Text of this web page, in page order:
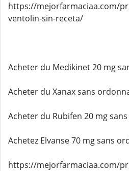
https://mejorfarmaciaa.com/
ventolin-sin-receta/
Acheter du Medikinet 20 mg
Acheter du Xanax sans
Acheter du Rubifen 20 mg
Achetez Elvanse 70 mg sans
https://mejorfarmaciaa.com/